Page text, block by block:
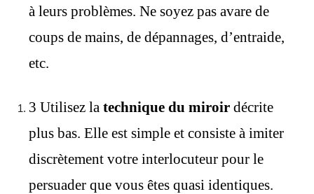
à leurs problèmes. Ne soyez pas avare de
coups de mains, de dépannages, d’entraide,
etc.
3 Utilisez la technique du miroir décrite
plus bas. Elle est simple et consiste à imiter
discrètement votre interlocuteur pour le
persuader que vous êtes quasi identiques.